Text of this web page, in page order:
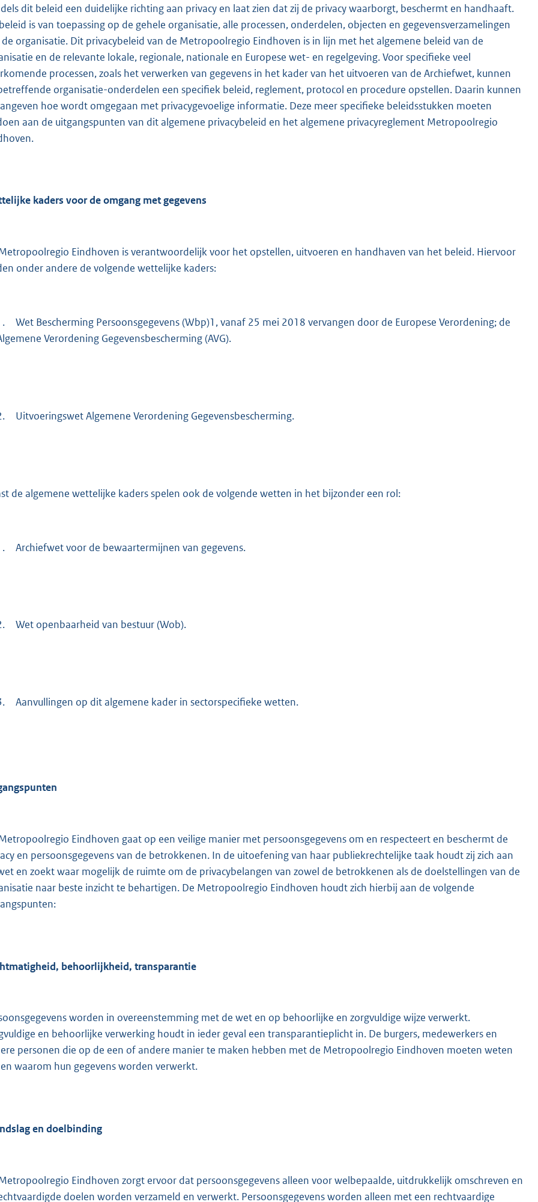
dit beleid een duidelijke richting aan privacy en laat zien dat zij de privacy waarborgt, beschermt en handhaaft.
is van toepassing op de gehele organisatie, alle processen, onderdelen, objecten en gegevensverzamelingen
organisatie. Dit privacybeleid van de Metropoolregio Eindhoven is in lijn met het algemene beleid van de
en de relevante lokale, regionale, nationale en Europese wet- en regelgeving. Voor specifieke veel
processen, zoals het verwerken van gegevens in het kader van het uitvoeren van de Archiefwet, kunnen
organisatie-onderdelen een specifiek beleid, reglement, protocol en procedure opstellen. Daarin kunnen
hoe wordt omgegaan met privacygevoelige informatie. Deze meer specifieke beleidsstukken moeten
aan de uitgangspunten van dit algemene privacybeleid en het algemene privacyreglement Metropoolregio
kaders voor de omgang met gegevens
Eindhoven is verantwoordelijk voor het opstellen, uitvoeren en handhaven van het beleid. Hiervoor
onder andere de volgende wettelijke kaders:
Wet Bescherming Persoonsgegevens (Wbp)1, vanaf 25 mei 2018 vervangen door de Europese Verordening; de
Verordening Gegevensbescherming (AVG).
Uitvoeringswet Algemene Verordening Gegevensbescherming.
de algemene wettelijke kaders spelen ook de volgende wetten in het bijzonder een rol:
Archiefwet voor de bewaartermijnen van gegevens.
Wet openbaarheid van bestuur (Wob).
Aanvullingen op dit algemene kader in sectorspecifieke wetten.
Eindhoven gaat op een veilige manier met persoonsgegevens om en respecteert en beschermt de
en persoonsgegevens van de betrokkenen. In de uitoefening van haar publiekrechtelijke taak houdt zij zich aan
en zoekt waar mogelijk de ruimte om de privacybelangen van zowel de betrokkenen als de doelstellingen van de
naar beste inzicht te behartigen. De Metropoolregio Eindhoven houdt zich hierbij aan de volgende
behoorlijkheid, transparantie
worden in overeenstemming met de wet en op behoorlijke en zorgvuldige wijze verwerkt.
en behoorlijke verwerking houdt in ieder geval een transparantieplicht in. De burgers, medewerkers en
personen die op de een of andere manier te maken hebben met de Metropoolregio Eindhoven moeten weten
waarom hun gegevens worden verwerkt.
en doelbinding
Eindhoven zorgt ervoor dat persoonsgegevens alleen voor welbepaalde, uitdrukkelijk omschreven en
doelen worden verzameld en verwerkt. Persoonsgegevens worden alleen met een rechtvaardige